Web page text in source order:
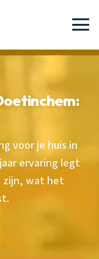
voor je huis in
ervaring legt
zijn, wat het